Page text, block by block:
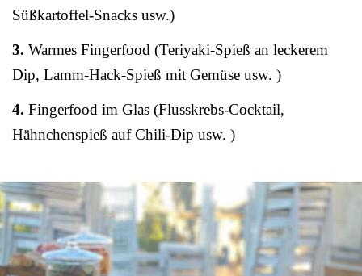
Süßkartoffel-Snacks usw.)
3. Warmes Fingerfood (Teriyaki-Spieß an leckerem
Dip, Lamm-Hack-Spieß mit Gemüse usw. )
4. Fingerfood im Glas (Flusskrebs-Cocktail,
Hähnchenspieß auf Chili-Dip usw. )